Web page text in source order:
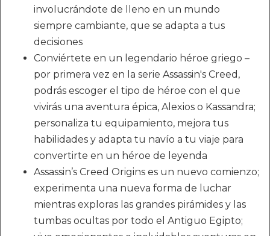
involucrándote de lleno en un mundo
siempre cambiante, que se adapta a tus
decisiones
Conviértete en un legendario héroe griego –
por primera vez en la serie Assassin's Creed,
podrás escoger el tipo de héroe con el que
vivirás una aventura épica, Alexios o Kassandra;
personaliza tu equipamiento, mejora tus
habilidades y adapta tu navío a tu viaje para
convertirte en un héroe de leyenda
Assassin’s Creed Origins es un nuevo comienzo;
experimenta una nueva forma de luchar
mientras exploras las grandes pirámides y las
tumbas ocultas por todo el Antiguo Egipto;